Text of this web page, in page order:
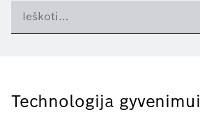
Technologija gyvenimui